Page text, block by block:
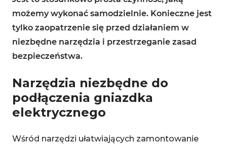
możemy wykonać samodzielnie. Konieczne jest
tylko zaopatrzenie się przed działaniem w
niezbędne narzędzia i przestrzeganie zasad
bezpieczeństwa.
Narzędzia niezbędne do
podłączenia gniazdka
elektrycznego
Wśród narzędzi ułatwiających zamontowanie